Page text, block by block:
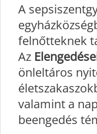
A
felnőtteknek
Az
önleltáros
valamint a
beengedés